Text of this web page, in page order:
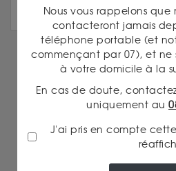
Nous vous rappelons que
contacteront jamais
téléphone portable (et
commençant par 07), et ne
à votre domicile à la
En cas de doute,
uniquement au
J'ai pris en compte